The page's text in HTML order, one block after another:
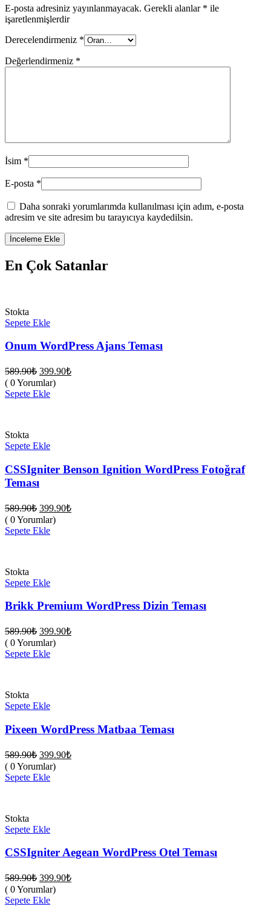
E-posta adresiniz yayınlanmayacak. Gerekli alanlar * ile
işaretlenmişlerdir
Derecelendirmeniz *
Değerlendirmeniz *
İsim *
E-posta *
Daha sonraki yorumlarımda kullanılması için adım, e-posta
adresim ve site adresim bu tarayıcıya kaydedilsin.
En Çok Satanlar
Stokta
Sepete Ekle
Onum WordPress Ajans Teması
589.90₺ Orijinal
fiyat:
589.90₺.
399.90₺Şu
( 0 Yorumlar)
Sepete Ekle
Stokta
Sepete Ekle
CSSIgniter Benson Ignition WordPress Fotoğraf
Teması
589.90₺ Orijinal
fiyat:
589.90₺.
399.90₺Şu
( 0 Yorumlar)
Sepete Ekle
Stokta
Sepete Ekle
Brikk Premium WordPress Dizin Teması
589.90₺ Orijinal
fiyat:
589.90₺.
399.90₺Şu
( 0 Yorumlar)
Sepete Ekle
Stokta
Sepete Ekle
Pixeen WordPress Matbaa Teması
589.90₺ Orijinal
fiyat:
589.90₺.
399.90₺Şu
( 0 Yorumlar)
Sepete Ekle
Stokta
Sepete Ekle
CSSIgniter Aegean WordPress Otel Teması
589.90₺ Orijinal
fiyat:
589.90₺.
399.90₺Şu
( 0 Yorumlar)
Sepete Ekle